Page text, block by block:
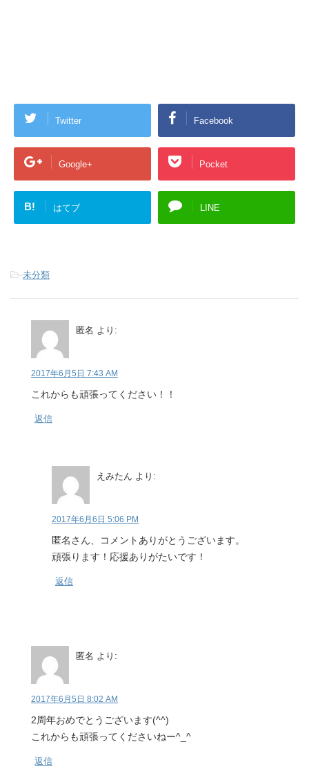
Twitter Facebook
Google+ Pocket
B! はてブ LINE
-未分類
匿名 より:
2017年6月5日 7:43 AM
これからも頑張ってください！！
返信
えみたん より:
2017年6月6日 5:06 PM
匿名さん、コメントありがとうございます。
頑張ります！応援ありがたいです！
返信
匿名 より:
2017年6月5日 8:02 AM
2周年おめでとうございます(^^)
これからも頑張ってくださいねー^_^
返信